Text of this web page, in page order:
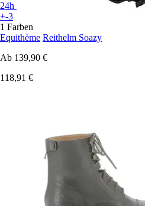
24h
+-3
1 Farben
Equithème Reithelm Soazy
Ab 139,90 €
118,91 €